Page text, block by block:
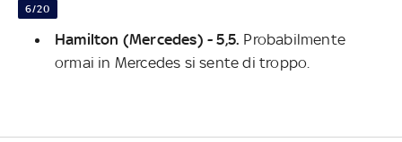
6/20
Hamilton (Mercedes) - 5,5. Probabilmente
ormai in Mercedes si sente di troppo.